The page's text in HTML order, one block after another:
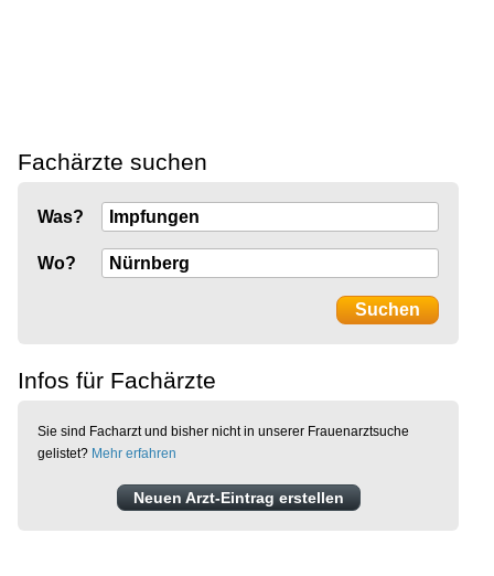
Fachärzte suchen
Was?
Wo?
Infos für Fachärzte
Sie sind Facharzt und bisher nicht in unserer Frauenarztsuche
gelistet? Mehr erfahren
Neuen Arzt-Eintrag erstellen